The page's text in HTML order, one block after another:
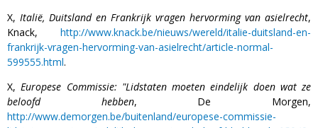
X, Italië, Duitsland en Frankrijk vragen hervorming van asielrecht,
Knack, http://www.knack.be/nieuws/wereld/italie-duitsland-en-
frankrijk-vragen-hervorming-van-asielrecht/article-normal-
599555.html.
X,Europese Commissie: "Lidstaten moeten eindelijk doen wat ze
beloofd hebben, De Morgen,
http://www.demorgen.be/buitenland/europese-commissie-